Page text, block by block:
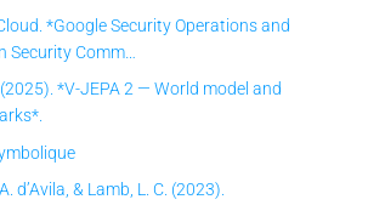
*Google Security Operations and
Security Comm…
*V-JEPA 2 — World model and
d’Avila, & Lamb, L. C. (2023).